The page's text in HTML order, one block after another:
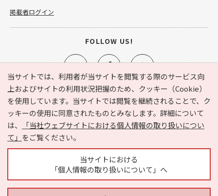
当サイトでは、利用者が当サイトを閲覧する際のサービス向
上およびサイトの利用状況把握のため、クッキー（Cookie）
を使用しています。当サイトでは閲覧を継続されることで、ク
ッキーの使用に同意されたものとみなします。詳細について
は、
「当社ウェブサイトにおける個人情報の取り扱いについ
て」 をご覧ください。
当サイトにおける
「個人情報の取り扱いについて」へ
e-NAVITA（イーナビタ）とは？ お気に入り
ヘルプ
利用規約
個人情報の取り扱いについて
運営会社
サイトマップ
広告掲載に関するお問い合わせ
掲載者ログイン
FOLLOW US!